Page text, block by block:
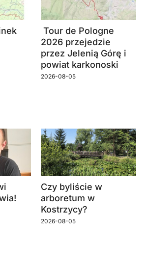
Tour de Pologne
2026 przejedzie
przez Jelenią Górę i
powiat karkonoski
2026-08-05
Czy byliście w
arboretum w
Kostrzycy?
2026-08-05